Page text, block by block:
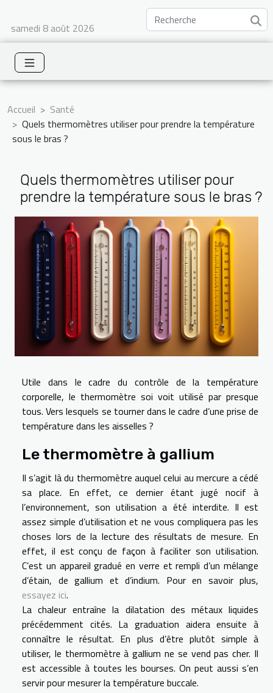
samedi 8 août 2026
Accueil
Santé
Quels thermomètres utiliser pour prendre la température
sous le bras ?
Quels thermomètres utiliser pour
prendre la température sous le bras ?
Utile dans le cadre du contrôle de la température
corporelle, le thermomètre soi voit utilisé par presque
tous. Vers lesquels se tourner dans le cadre d’une prise de
température dans les aisselles ?
Le thermomètre à gallium
Il s’agit là du thermomètre auquel celui au mercure a cédé
sa place. En effet, ce dernier étant jugé nocif à
l’environnement, son utilisation a été interdite. Il est
assez simple d’utilisation et ne vous compliquera pas les
choses lors de la lecture des résultats de mesure. En
effet, il est conçu de façon à faciliter son utilisation.
C’est un appareil gradué en verre et rempli d’un mélange
d’étain, de gallium et d’indium. Pour en savoir plus,
essayez ici.
La chaleur entraîne la dilatation des métaux liquides
précédemment cités. La graduation aidera ensuite à
connaître le résultat. En plus d’être plutôt simple à
utiliser, le thermomètre à gallium ne se vend pas cher. Il
est accessible à toutes les bourses. On peut aussi s’en
servir pour mesurer la température buccale.